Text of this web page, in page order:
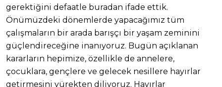
gerektiğini defaatle buradan ifade ettik.
Önümüzdeki dönemlerde yapacağımız tüm
çalışmaların bir arada barışçı bir yaşam zeminini
güçlendireceğine inanıyoruz. Bugün açıklanan
kararların hepimize, özellikle de annelere,
çocuklara, gençlere ve gelecek nesillere hayırlar
getirmesini yürekten diliyoruz. Hayırlar